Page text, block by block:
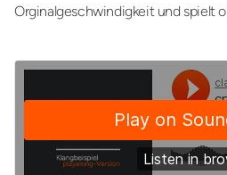
Orginalgeschwindigkeit und spielt